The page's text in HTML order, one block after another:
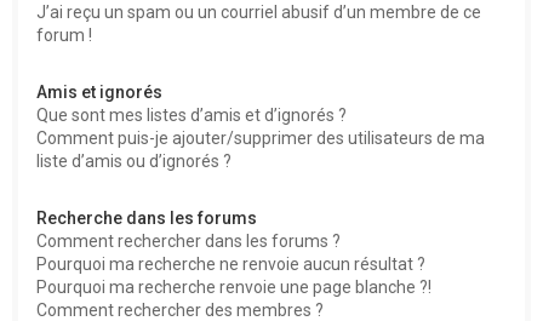
J’ai reçu un spam ou un courriel abusif d’un membre de ce
forum !
Amis et ignorés
Que sont mes listes d’amis et d’ignorés ?
Comment puis-je ajouter/supprimer des utilisateurs de ma
liste d’amis ou d’ignorés ?
Recherche dans les forums
Comment rechercher dans les forums ?
Pourquoi ma recherche ne renvoie aucun résultat ?
Pourquoi ma recherche renvoie une page blanche ?!
Comment rechercher des membres ?